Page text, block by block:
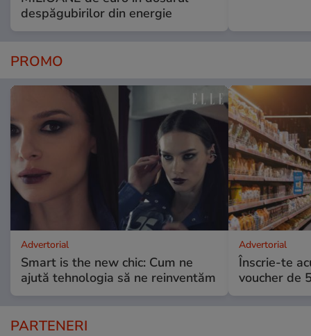
despăgubirilor din energie
PROMO
Advertorial
Smart is the new chic: Cum ne
ajută tehnologia să ne reinventăm
Advertorial
Înscrie-te
voucher de
PARTENERI